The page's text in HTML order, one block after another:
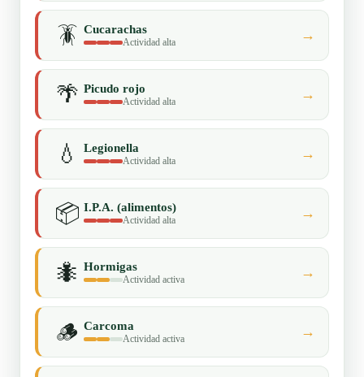
🪳 Cucarachas
Actividad alta →
🌴 Picudo rojo
Actividad alta →
💧 Legionella
Actividad alta →
📦 I.P.A. (alimentos)
Actividad alta →
🐜 Hormigas
Actividad activa →
🪵 Carcoma
Actividad activa →